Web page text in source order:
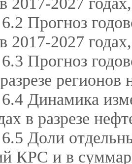
Прогноз
2017-2027
Прогноз
Динамика
в разрезе
Доли
КРС и в